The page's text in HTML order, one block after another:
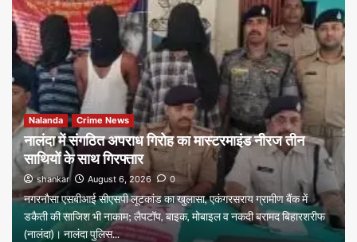
Nalanda Crime News
नालंदा में संगठित अपराध गिरोह का मास्टरमाइंड नीरज तीन
साथियों के साथ गिरफ्तार
shankar August 6, 2026 0
नगरनौसा एसबीआई सीएसपी लूटकांड का खुलासा, एकंगरसराय ग्रामीण बैंक में
डकैती की साजिश भी नाकाम; लैपटॉप, बाइक, मोबाइल व नकदी बरामद बिहारशरीफ
(नालंदा)। नालंदा पुलिस...